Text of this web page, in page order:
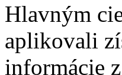
Hlavným
aplikovali
informácie